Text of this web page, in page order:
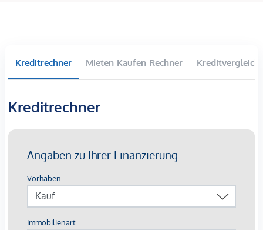
Gemeindebezirk vereint moderne Ausstattung, gemütliches
Immobilie überzeugt mit lichtdurchfluteten Räumen, einem
großzügigen Wohn-Essbereich mit
sonnigen Garten mit Terrasse. Dank einer neuen
bietet das Haus zeitgemäßen Wohnkomfort und
Energieeffizienz.
Raumaufteilung
ca. 107,58 m² Wohnfläche
Kreditrechner Mieten-Kaufen-Rechner Kreditvergleich
Kreditrechner